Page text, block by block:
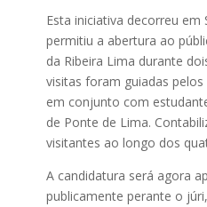
Esta iniciativa decorreu em
permitiu a abertura ao
da Ribeira Lima durante
visitas foram guiadas
em conjunto com
de Ponte de Lima.
visitantes ao longo dos
A candidatura será agora
publicamente perante o